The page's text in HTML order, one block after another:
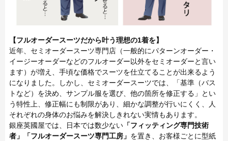
【フルオーダースーツだから叶う理想の1着を】
近年、セミオーダースーツ専門店（一般的にパターンオーダー・
イージーオーダーなどのフルオーダー以外をセミオーダーと言い
ます）が増え、手頃な価格でスーツを仕立てることが出来るよう
になりました。しかし、セミオーダースーツでは、「基準（バス
トなど）を決め、サンプル服を選び、他の箇所を修正する」とい
う特性上、修正幅にも制限があり、細かな調整が行いにくく、人
それぞれの身体のお悩みを解決しきれない実情もあります。
銀座英國屋では、日本では数少ない 「フィッティング専門技術
者」「フルオーダースーツ専門工房」 を置き、お客様ごとに型紙